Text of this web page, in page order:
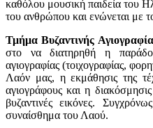
καθόλου μουσική παιδεία του
του ανθρώπου και ενώνεται με
Τμήμα Βυζαντινής
στο να διατηρηθή η
αγιογραφίας (τοιχογραφίας,
Λαόν μας, η εκμάθησις της
αγιογράφους και η
βυζαντινές εικόνες.
συναίσθημα του Λαού.